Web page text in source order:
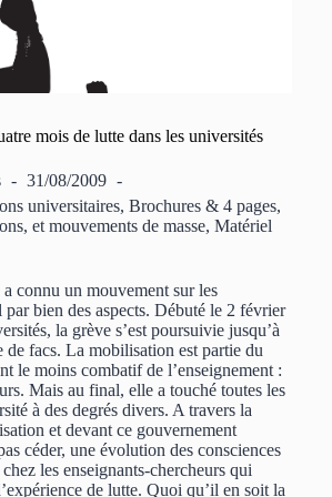
mois de lutte dans les universités
31/08/2009
universitaires, Brochures & 4 pages,
et mouvements de masse, Matériel
connu un mouvement sur les
bien des aspects. Débuté le 2 février
la grève s’est poursuivie jusqu’à
de facs. La mobilisation est partie du
le moins combatif de l’enseignement :
Mais au final, elle a touché toutes les
à des degrés divers. A travers la
et devant ce gouvernement
céder, une évolution des consciences
les enseignants-chercheurs qui
de lutte. Quoi qu’il en soit la